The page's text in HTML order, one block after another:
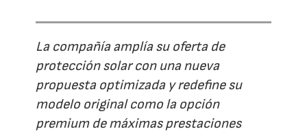
La compañía amplía su oferta de
protección solar con una nueva
propuesta optimizada y redefine su
modelo original como la opción
premium de máximas prestaciones